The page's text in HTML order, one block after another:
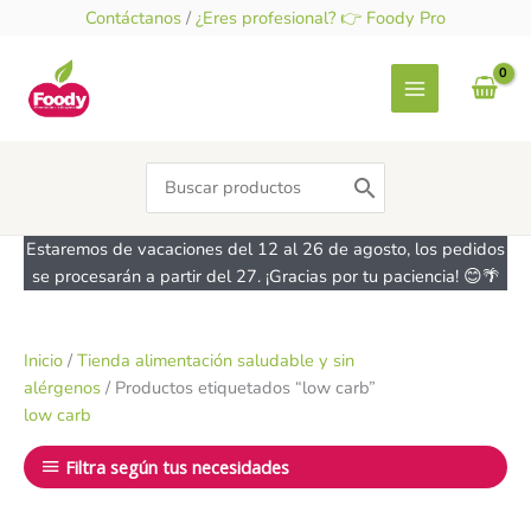
contenido
Contáctanos / ¿Eres profesional? 👉 Foody Pro
Search
for:
Estaremos de vacaciones del 12 al 26 de agosto, los pedidos
se procesarán a partir del 27. ¡Gracias por tu paciencia! 😊🌴
Inicio / Tienda alimentación saludable y sin
alérgenos / Productos etiquetados “low carb”
low carb
Filtra según tus necesidades